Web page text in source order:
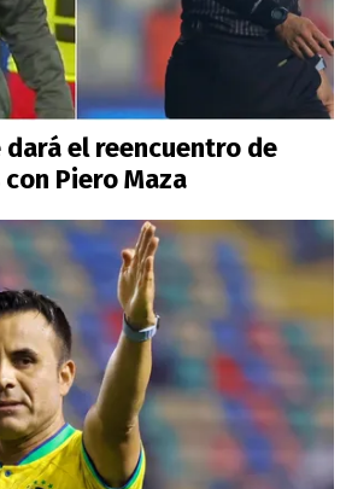
dará el reencuentro de
Piero Maza